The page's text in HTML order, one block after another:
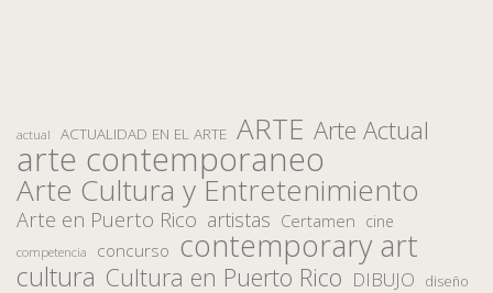
actual ACTUALIDAD EN EL ARTE ARTE Arte Actual
arte contemporaneo
Arte Cultura y Entretenimiento
Arte en Puerto Rico artistas Certamen cine
competencia concurso contemporary art
cultura Cultura en Puerto Rico DIBUJO diseño